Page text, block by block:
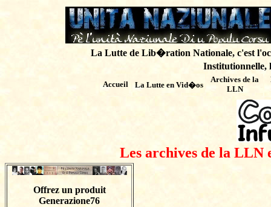
La Lutte de Lib�ration Nationale, c'est
Institutionnelle,
Accueil La Lutte en Vid�os
Archives de la
LLN
Les archives de la LLN
Offrez un produit
Generazione76